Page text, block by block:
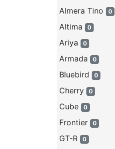
Almera Tino 0
Altima 0
Ariya 0
Armada 0
Bluebird 0
Cherry 0
Cube 0
Frontier 0
GT-R 0